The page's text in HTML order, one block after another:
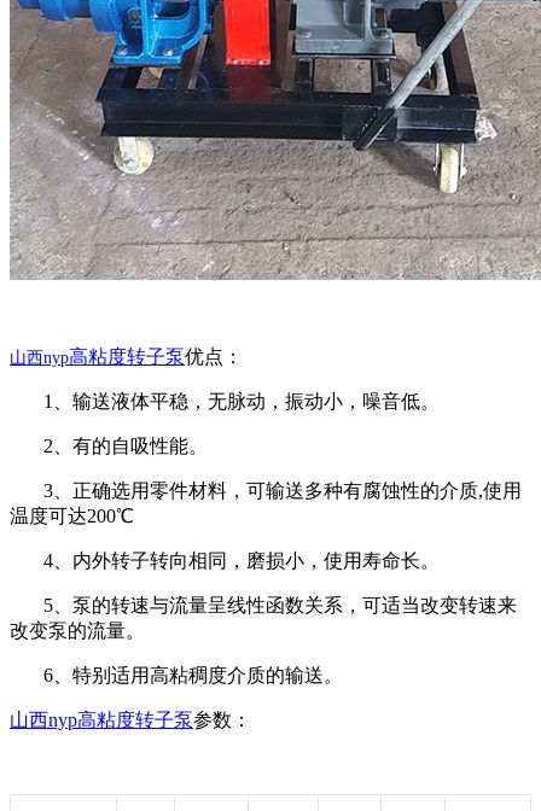
山西nyp高粘度转子泵优点：
1、输送液体平稳，无脉动，振动小，噪音低。
2、有的自吸性能。
3、正确选用零件材料，可输送多种有腐蚀性的介质,使用
温度可达200℃
4、内外转子转向相同，磨损小，使用寿命长。
5、泵的转速与流量呈线性函数关系，可适当改变转速来
改变泵的流量。
6、特别适用高粘稠度介质的输送。
山西nyp高粘度转子泵参数：